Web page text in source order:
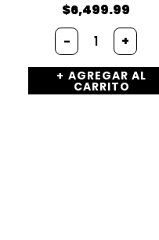
$6,499.99
- Tau
delta-
Ranch
cantidad
+
AGREGAR AL
CARRITO